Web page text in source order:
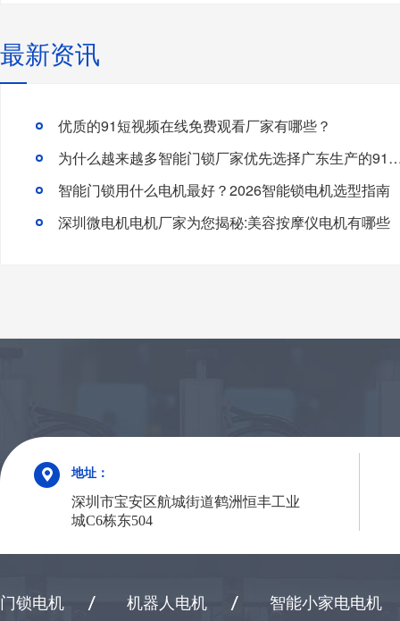
最新资讯
优质的91短视频在线免费观看厂家有哪些？
为什么越来越多智能门锁厂家优先选择广
智能门锁用什么电机最好？2026智能锁电机选型指南
深圳微电机电机厂家为您揭秘:美容按摩仪电机有哪些
地址：
深圳市宝安区航城街道鹤洲恒丰工业
城C6栋东504
门锁电机 机器人电机 智能小家电电机